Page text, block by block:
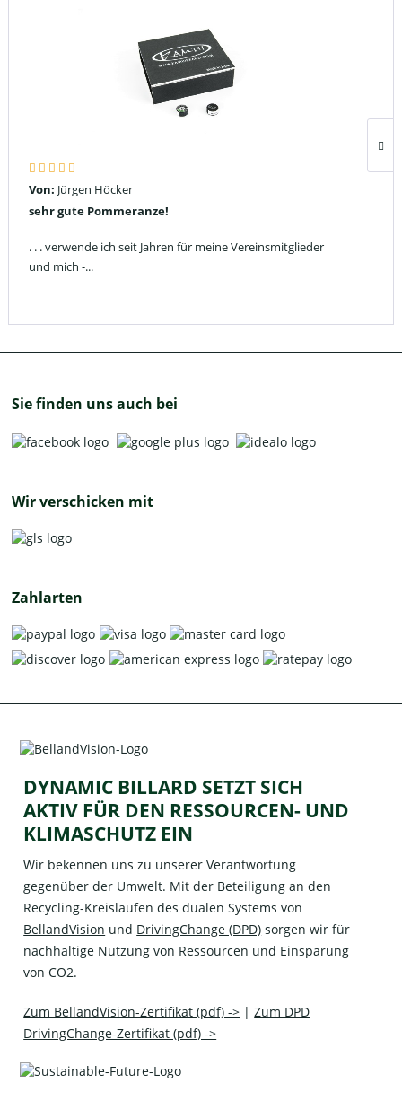
Von: Jürgen Höcker
sehr gute Pommeranze!
. . . verwende ich seit Jahren für meine Vereinsmitglieder
und mich -...
Sie finden uns auch bei
Wir verschicken mit
Zahlarten
DYNAMIC BILLARD SETZT SICH
AKTIV FÜR DEN RESSOURCEN- UND
KLIMASCHUTZ EIN
Wir bekennen uns zu unserer Verantwortung
gegenüber der Umwelt. Mit der Beteiligung an den
Recycling-Kreisläufen des dualen Systems von
BellandVision und DrivingChange (DPD) sorgen wir für
nachhaltige Nutzung von Ressourcen und Einsparung
von CO2.
Zum BellandVision-Zertifikat (pdf) -> |Zum DPD
DrivingChange-Zertifikat (pdf) ->